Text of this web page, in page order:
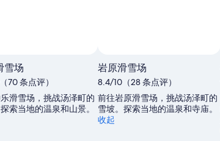
雪场
70 条点评）
滑雪场，挑战汤泽町的
索当地的温泉和山景。
岩原滑雪场
8.4/10（28 条点评）
前往岩原滑雪场，挑战汤泽町的
雪坡。探索当地的温泉和寺庙。
收起